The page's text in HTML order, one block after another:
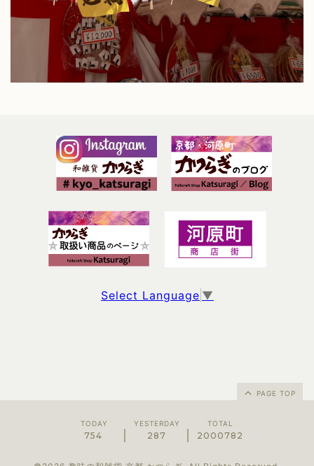
Select Language ▼
PAGE TOP
TODAY
754
YESTERDAY
287
TOTAL
2000782